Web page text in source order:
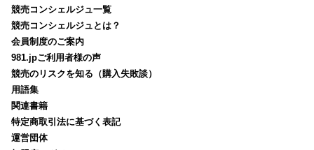
競売コンシェルジュ一覧
競売コンシェルジュとは？
会員制度のご案内
981.jpご利用者様の声
競売のリスクを知る（購入失敗談）
用語集
関連書籍
特定商取引法に基づく表記
運営団体